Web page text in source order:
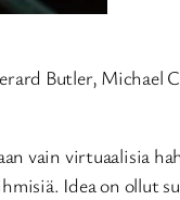
Butler, Michael
vain virtuaalisia
Idea on ollut